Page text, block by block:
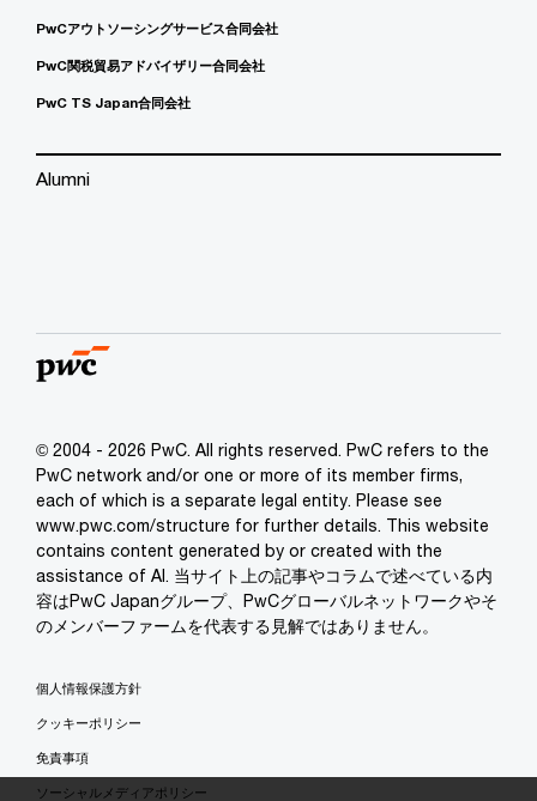
PwCアウトソーシングサービス合同会社
PwC関税貿易アドバイザリー合同会社
PwC TS Japan合同会社
Alumni
© 2004 - 2026 PwC. All rights reserved. PwC refers to the
PwC network and/or one or more of its member firms,
each of which is a separate legal entity. Please see
www.pwc.com/structure for further details. This website
contains content generated by or created with the
assistance of AI. 当サイト上の記事やコラムで述べている内
容はPwC Japanグループ、PwCグローバルネットワークやそ
のメンバーファームを代表する見解ではありません。
個人情報保護方針
クッキーポリシー
免責事項
ソーシャルメディアポリシー